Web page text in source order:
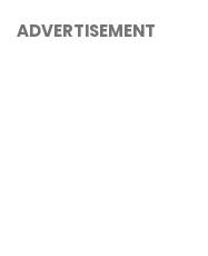
ADVERTISEMENT